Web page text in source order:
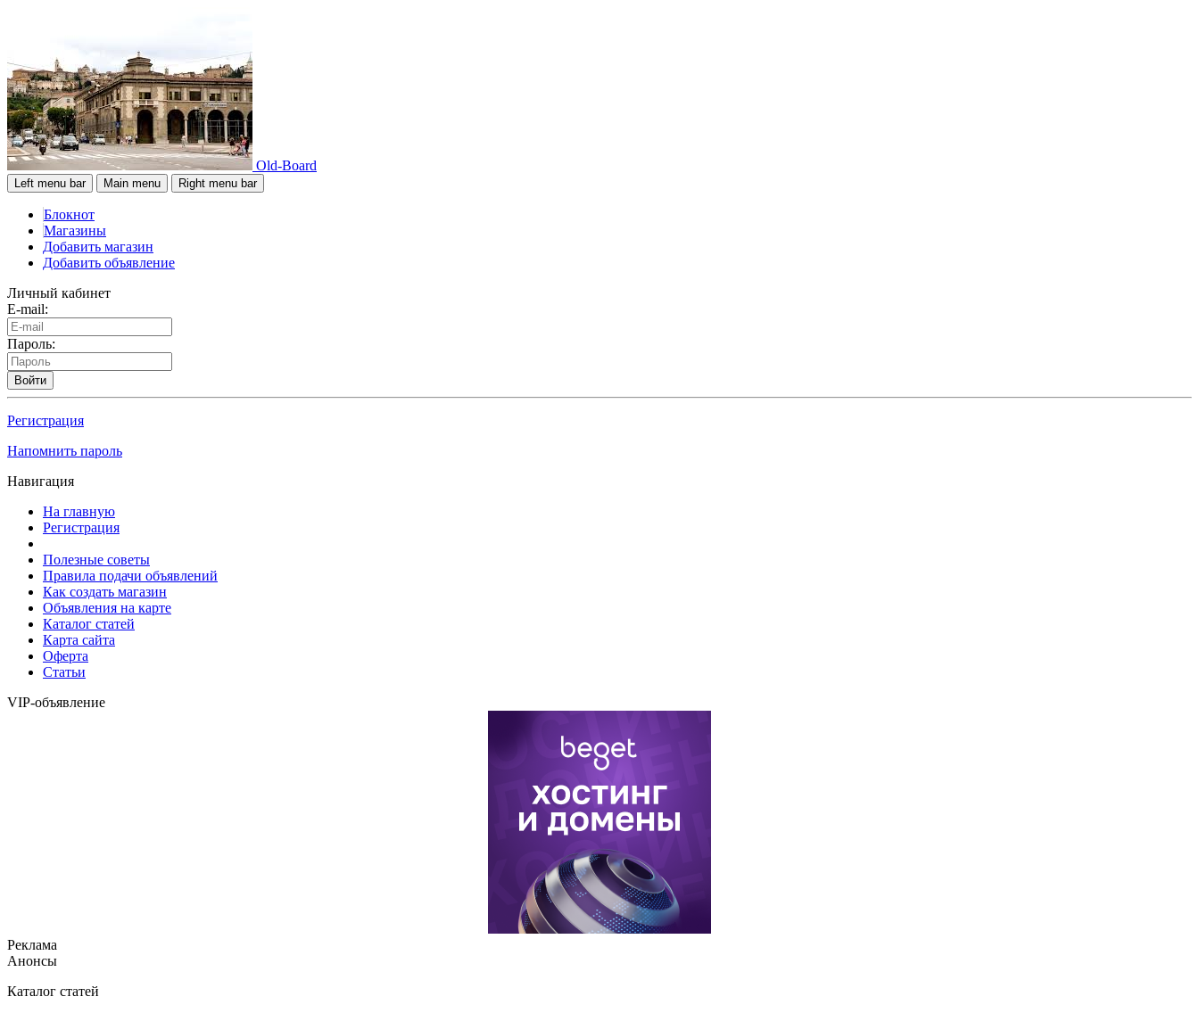
Old-Board
Left menu bar Main menu Right menu bar
Блокнот
Магазины
Добавить магазин
Добавить объявление
Личный кабинет
E-mail:
Пароль:
Войти
Регистрация
Напомнить пароль
Навигация
На главную
Регистрация
Полезные советы
Правила подачи объявлений
Как создать магазин
Объявления на карте
Каталог статей
Карта сайта
Оферта
Статьи
VIP-объявление
Реклама
Анонсы
Каталог статей